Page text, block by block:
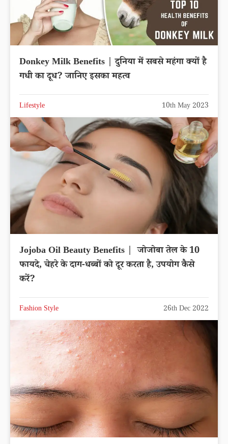
Donkey Milk Benefits | दुनिया में सबसे महंगा क्यों है
गधी का दूध? जानिए इसका महत्व
Lifestyle 10th May 2023
Jojoba Oil Beauty Benefits | जोजोबा तेल के 10
फायदे, चेहरे के दाग-धब्बों को दूर करता है, उपयोग कैसे
करें?
Fashion Style 26th Dec 2022